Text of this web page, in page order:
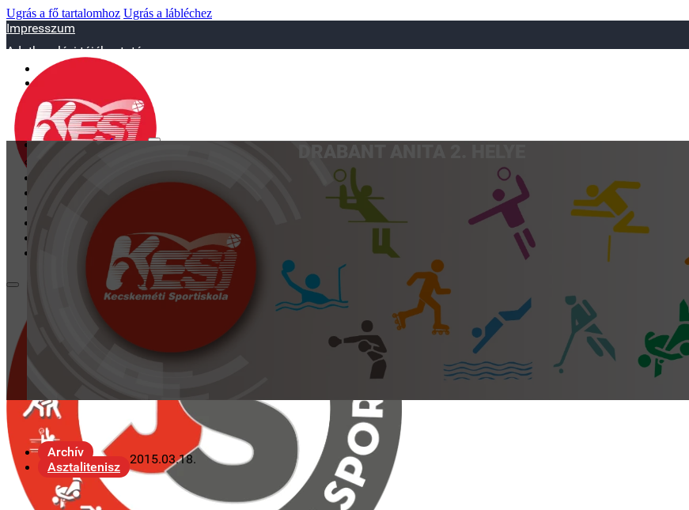
Ugrás a fő tartalomhoz Ugrás a lábléchez
Impresszum
Adatkezelési tájékoztató
sportiskola@juniorsportkft.hu
SZAKOSZTÁLYOK
KAPCSOLAT
Archív
Asztalitenisz
2015.03.18.